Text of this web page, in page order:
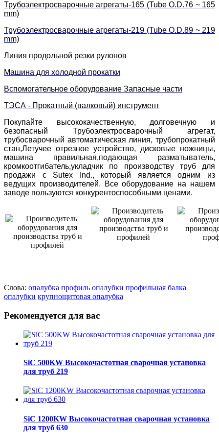
Трубоэлектросварочные агрегаты-165 (Tube O.D.76 ~ 165
mm)
Трубоэлектросварочные агрегаты-219 (Tube O.D.89 ~ 219
mm)
Линия продольной резки рулонов
Машина для холодной прокатки
Вспомогательное оборудование Запасные части
ТЭСА - Прокатный (валковый) инструмент
Покупайте высококачественную, долговечную и
безопасный Трубоэлектросварочный агрегат,
трубосварочный автоматическая линия, трубопрокатный
стан,Летучее отрезное устройство, дисковые ножницы,
машина правильная,подающая разматыватель,
кромкоотгибатель,укладчик по производству труб для
продажи с Sutex Ind., который является одним из
ведущих производителей. Все оборудование на нашем
заводе пользуются конкурентоспособными ценами.
Слова: опалубка профиль опалубки профильная балка
опалубки крупнощитовая опалубка
Рекомендуется для вас
SiC 500KW Высокочастотная сварочная установка
для труб 219
SiC 1200KW Высокочастотная сварочная установка
для труб 630